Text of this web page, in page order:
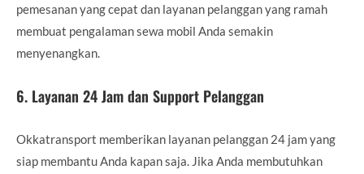
pemesanan yang cepat dan layanan pelanggan yang ramah
membuat pengalaman sewa mobil Anda semakin
menyenangkan.
6. Layanan 24 Jam dan Support Pelanggan
Okkatransport memberikan layanan pelanggan 24 jam yang
siap membantu Anda kapan saja. Jika Anda membutuhkan